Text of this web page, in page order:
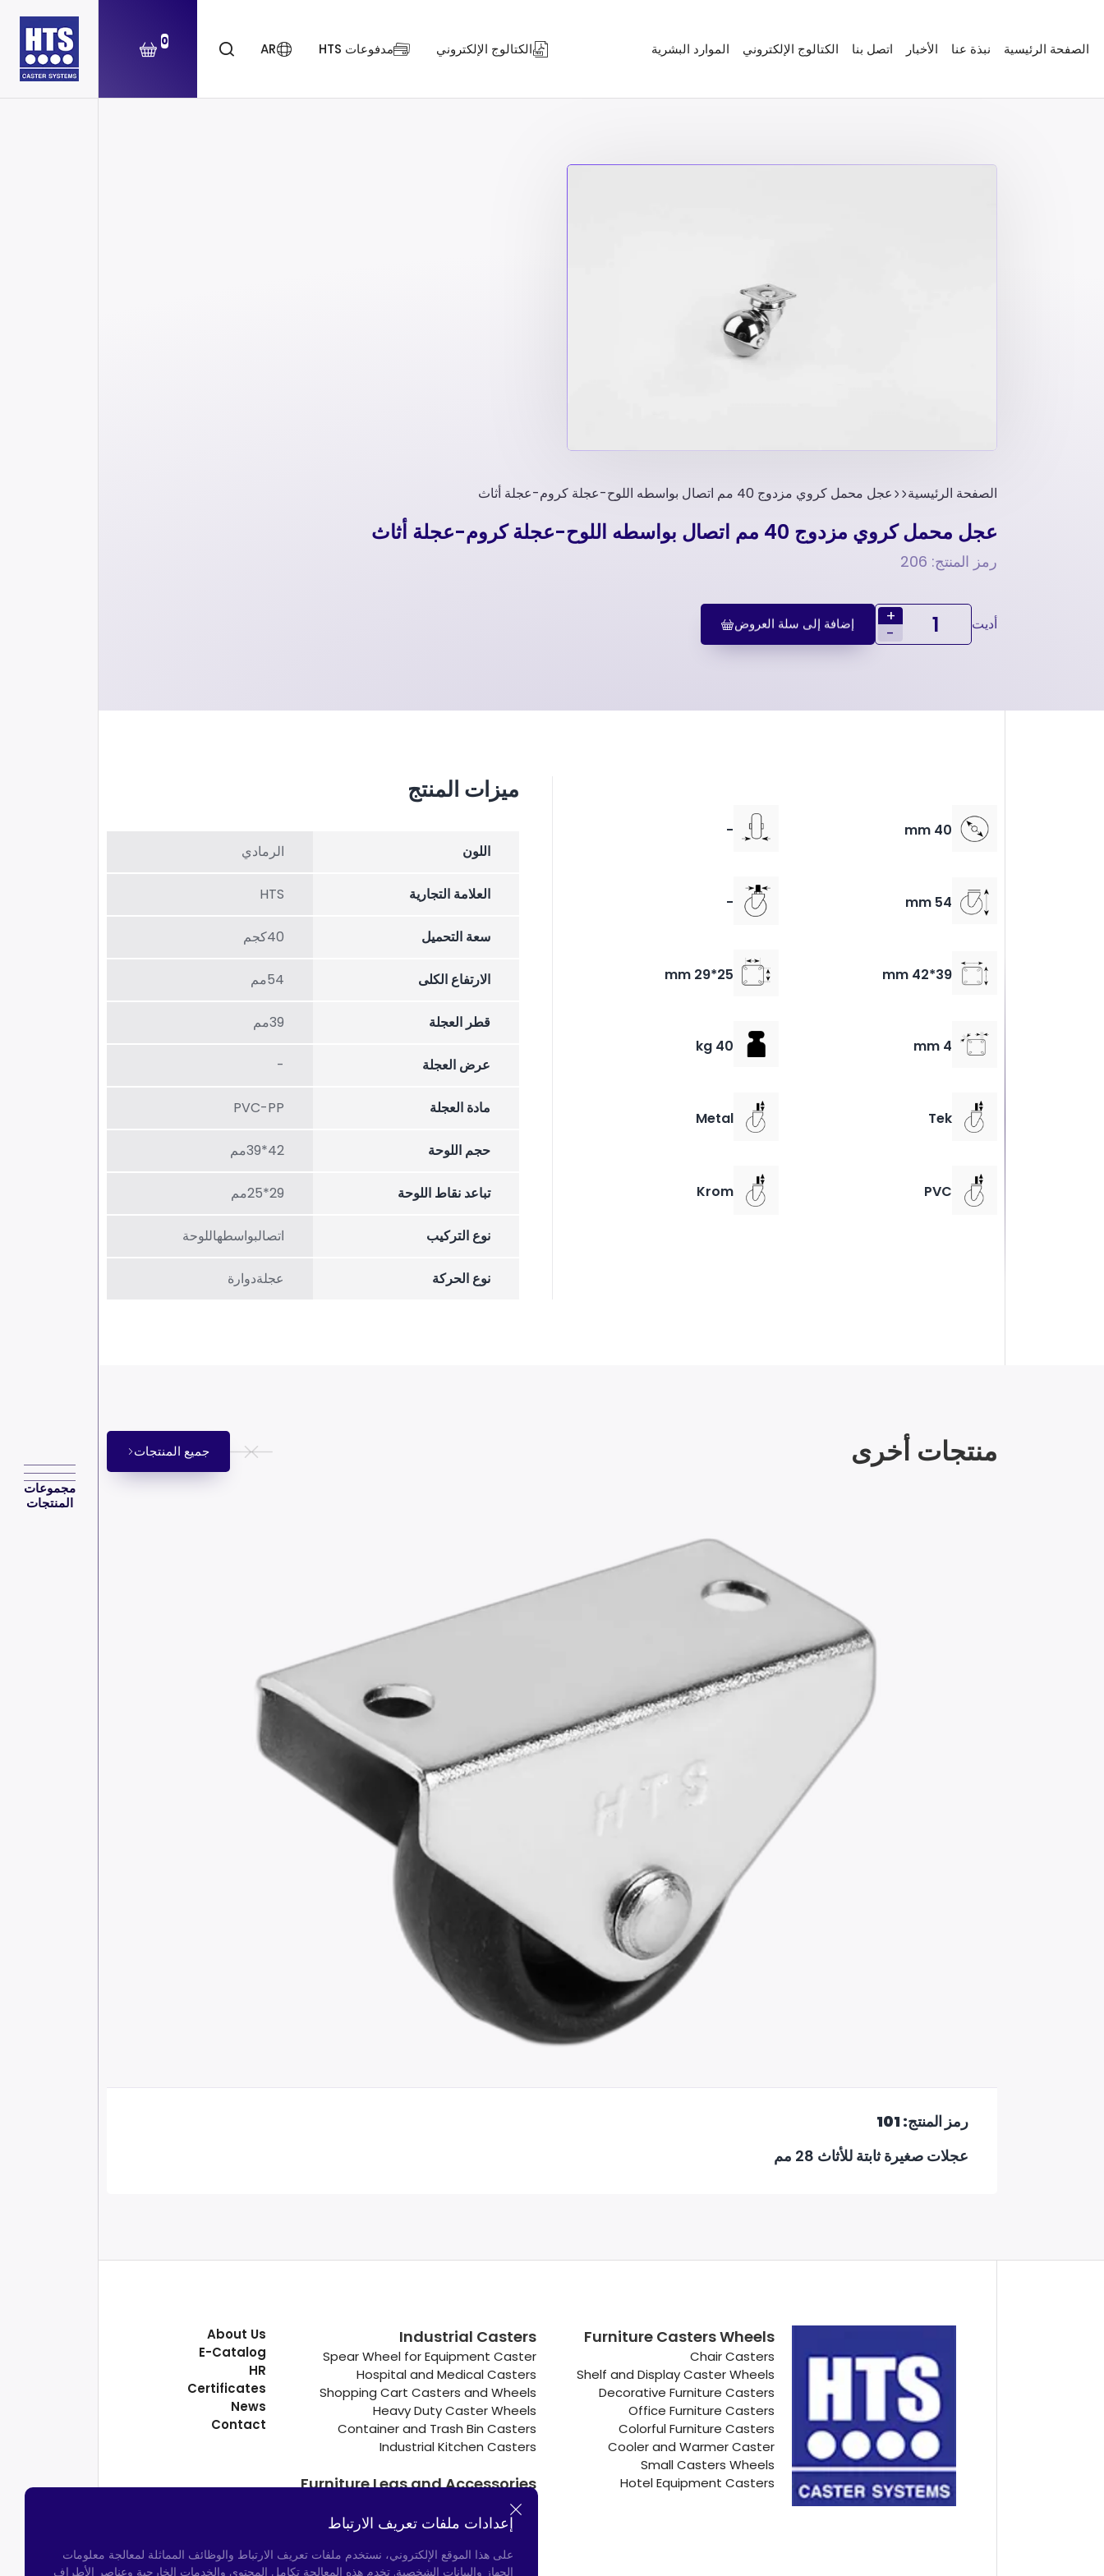
الصفحة الرئيسية نبذة عنا الأخبار اتصل بنا الكتالوج الإلكتروني الموارد البشرية الكتالوج الإلكتروني مدفوعات HTS AR
0
مجموعات
المنتجات
الصفحة الرئيسية عجل محمل كروي مزدوج 40 مم اتصال بواسطه اللوح-عجلة كروم-عجلة أثاث
عجل محمل كروي مزدوج 40 مم اتصال بواسطه اللوح-عجلة كروم-عجلة أثاث
رمز المنتج: 206
أديت
+
-
إضافة إلى سلة العروض
40 mm
-
54 mm
-
39*42 mm
25*29 mm
4 mm
40 kg
Tek
Metal
PVC
Krom
ميزات المنتج
اللون الرمادي
العلامة التجارية HTS
سعة التحميل 40كجم
الارتفاع الکلی 54مم
قطر العجلة 39مم
عرض العجلة -
مادة العجلة PVC-PP
حجم اللوحة 42*39مم
تباعد نقاط اللوحة 29*25مم
نوع التركيب اتصالبواسطهاللوحة
نوع الحركة عجلةدوارة
منتجات أخرى جميع المنتجات
رمز المنتج: 101
عجلات صغيرة ثابتة للأثاث 28 مم
Furniture Casters Wheels
Chair Casters
Shelf and Display Caster Wheels
Decorative Furniture Casters
Office Furniture Casters
Colorful Furniture Casters
Cooler and Warmer Caster
Small Casters Wheels
Hotel Equipment Casters
Industrial Casters
Spear Wheel for Equipment Caster
Hospital and Medical Casters
Shopping Cart Casters and Wheels
Heavy Duty Caster Wheels
Container and Trash Bin Casters
Industrial Kitchen Casters
Furniture Legs and Accessories
Connectors
Door Bumpers
About Us
E-Catalog
HR
Certificates
News
Contact
إعدادات ملفات تعريف الارتباط
على هذا الموقع الإلكتروني، نستخدم ملفات تعريف الارتباط والوظائف المماثلة لمعالجة معلومات
الجهاز والبيانات الشخصية. تخدم هذه المعالجة تكامل المحتوى والخدمات الخارجية وعناصر الأطراف